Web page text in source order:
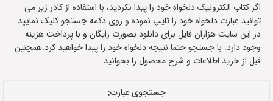
اگر کتاب الکترونیک دلخواه خود را پیدا نکردید، با استفاده از کادر زیر می
توانید عبارت دلخواه خود را تایپ نموده و روی دکمه جستجو کلیک نمایید.
در این سایت هزاران فایل برای دانلود بصورت رایگان و با پرداخت هزینه
وجود دارد. با جستجو حتما نتیجه دلخواه خود را پیدا خواهید کرد.همچنین
قبل از خرید اطلاعات و شرح محصول را بخوانید
جستجوی عبارت: